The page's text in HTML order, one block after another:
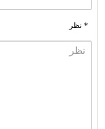
* نظر